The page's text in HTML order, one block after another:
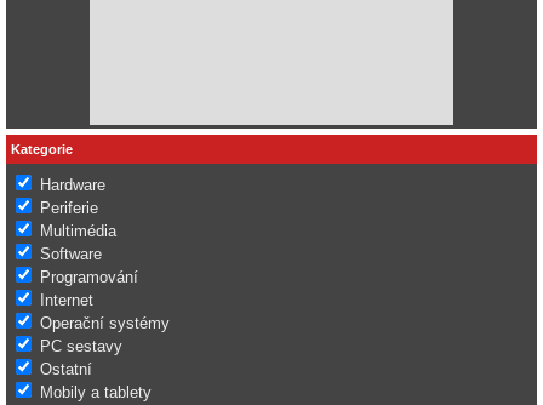
Kategorie
Hardware
Periferie
Multimédia
Software
Programování
Internet
Operační systémy
PC sestavy
Ostatní
Mobily a tablety